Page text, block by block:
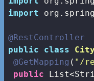
import
@RestController
public
class
@GetMapping ( "/
public